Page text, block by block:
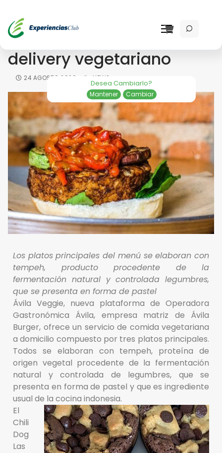
Desea Cambiarlo?
Mantener Cambiar
Ávila Veggie propone un
delivery vegetariano
24 AGOSTO 2020 NEWS
Los platos principales del menú se elaboran con
tempeh, producto procedente de la
fermentación natural y controlada legumbres,
que se presenta en forma de pastel
Ávila Veggie, nueva plataforma de Operadora
Gastronómica Ávila, empresa matriz de Ávila
Burger, ofrece un servicio de comida vegetariana
a domicilio compuesto por tres platos principales.
Todos se elaboran con tempeh, proteína de
origen vegetal procedente de la fermentación
natural y controlada de legumbres, que se
presenta en forma de pastel y que es ingrediente
usual de la cocina indonesia.
El
Chili
Dog
Las